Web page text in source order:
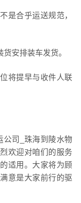
是合乎运送规范，
安排装车发货。
将提早与收件人联
公司_珠海到陵水物
欢迎对咱们的服务
适用。大家将为顾
意是大家前行的驱